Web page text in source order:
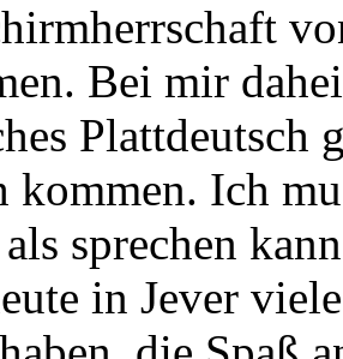
Bei mir
Plattdeutsch
kommen. Ich
sprechen
in Jever